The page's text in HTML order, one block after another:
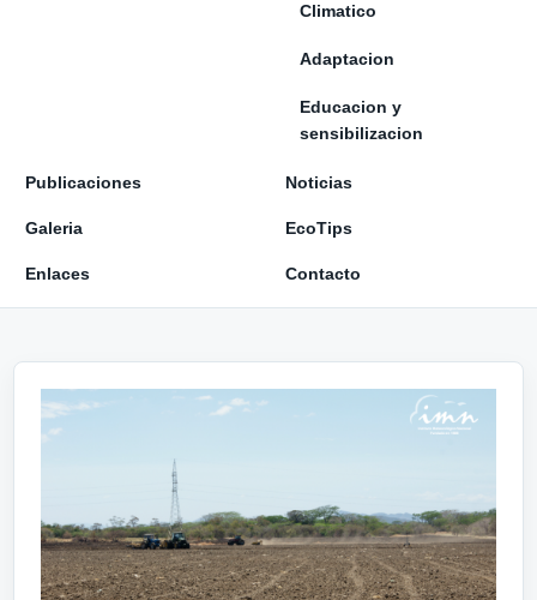
Climatico
Adaptacion
Educacion y
sensibilizacion
Publicaciones Noticias
Galeria EcoTips
Enlaces Contacto